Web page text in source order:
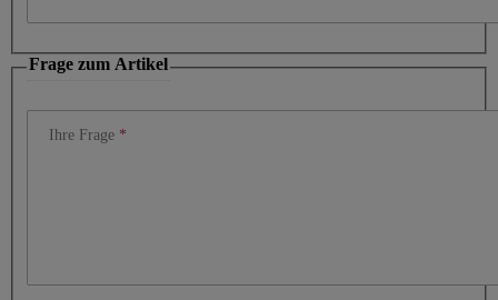
Frage zum Artikel
Ihre Frage